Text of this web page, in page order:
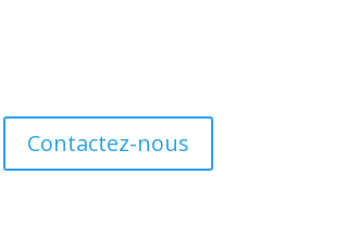
Contactez-nous